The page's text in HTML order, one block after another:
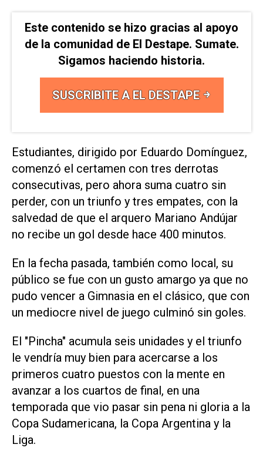
Este contenido se hizo gracias al apoyo
de la comunidad de El Destape. Sumate.
Sigamos haciendo historia.
SUSCRIBITE A EL DESTAPE
Estudiantes, dirigido por Eduardo Domínguez,
comenzó el certamen con tres derrotas
consecutivas, pero ahora suma cuatro sin
perder, con un triunfo y tres empates, con la
salvedad de que el arquero Mariano Andújar
no recibe un gol desde hace 400 minutos.
En la fecha pasada, también como local, su
público se fue con un gusto amargo ya que no
pudo vencer a Gimnasia en el clásico, que con
un mediocre nivel de juego culminó sin goles.
El "Pincha" acumula seis unidades y el triunfo
le vendría muy bien para acercarse a los
primeros cuatro puestos con la mente en
avanzar a los cuartos de final, en una
temporada que vio pasar sin pena ni gloria a la
Copa Sudamericana, la Copa Argentina y la
Liga.